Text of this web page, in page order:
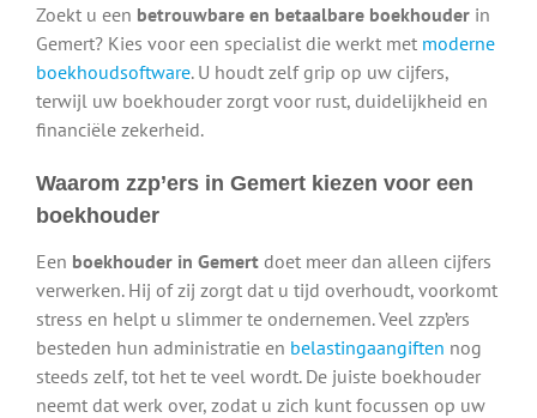
Zoekt u een betrouwbare en betaalbare boekhouder in
Gemert? Kies voor een specialist die werkt met moderne
boekhoudsoftware. U houdt zelf grip op uw cijfers,
terwijl uw boekhouder zorgt voor rust, duidelijkheid en
financiële zekerheid.
Waarom zzp’ers in Gemert kiezen voor een
boekhouder
Een boekhouder in Gemert doet meer dan alleen cijfers
verwerken. Hij of zij zorgt dat u tijd overhoudt, voorkomt
stress en helpt u slimmer te ondernemen. Veel zzp’ers
besteden hun administratie en belastingaangiften nog
steeds zelf, tot het te veel wordt. De juiste boekhouder
neemt dat werk over, zodat u zich kunt focussen op uw